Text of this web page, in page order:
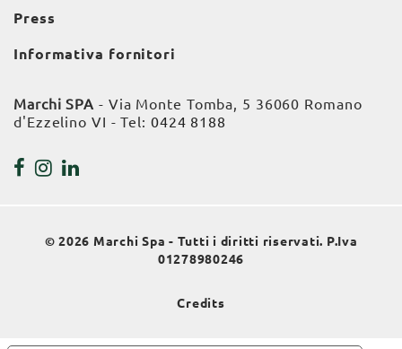
Press
Informativa fornitori
Marchi SPA - Via Monte Tomba, 5 36060 Romano
d'Ezzelino VI - Tel: 0424 8188
© 2026 Marchi Spa - Tutti i diritti riservati. P.Iva
01278980246
Credits